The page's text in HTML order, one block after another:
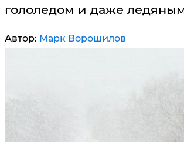
гололедом и даже
Автор: Марк Ворошилов